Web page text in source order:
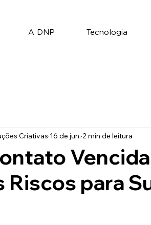
A DNP Tecnologia
Riscos para
Criativas 16 de jun. 2 min de leitura